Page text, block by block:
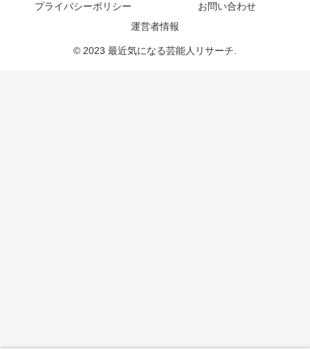
プライバシーポリシー
お問い合わせ
運営者情報
© 2023 最近気になる芸能人リサーチ.